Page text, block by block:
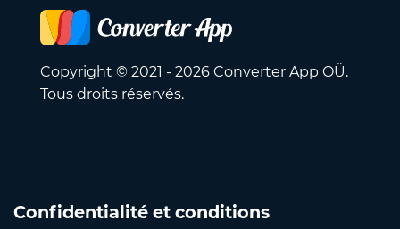
Copyright © 2021 - 2026 Converter App OÜ.
Tous droits réservés.
Confidentialité et conditions